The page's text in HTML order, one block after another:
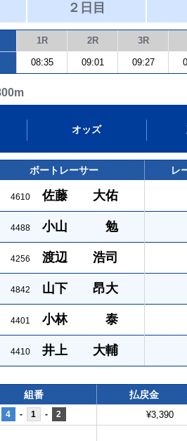
２日目
1R 2R 3R
08:35 09:01 09:27
オッズ
ボートレーサー レ
4610 佐藤 大佑
4488 小山 勉
4256 渡辺 浩司
4842 山下 昂大
4401 小林 泰
4410 井上 大輔
組番 払戻金
4 - 1 - 2 ¥3,390